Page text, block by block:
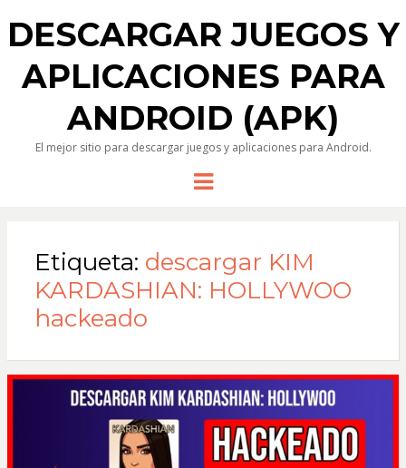
DESCARGAR JUEGOS Y
APLICACIONES PARA
ANDROID (APK)
El mejor sitio para descargar juegos y aplicaciones para Android.
Menu
Etiqueta: descargar KIM
KARDASHIAN: HOLLYWOO
hackeado